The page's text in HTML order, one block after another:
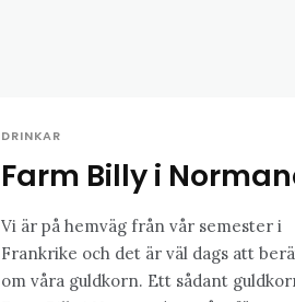
DRINKAR
Farm Billy i
Vi är på hemväg från vår semester i
Frankrike och det är väl dags att
om våra guldkorn. Ett sådant